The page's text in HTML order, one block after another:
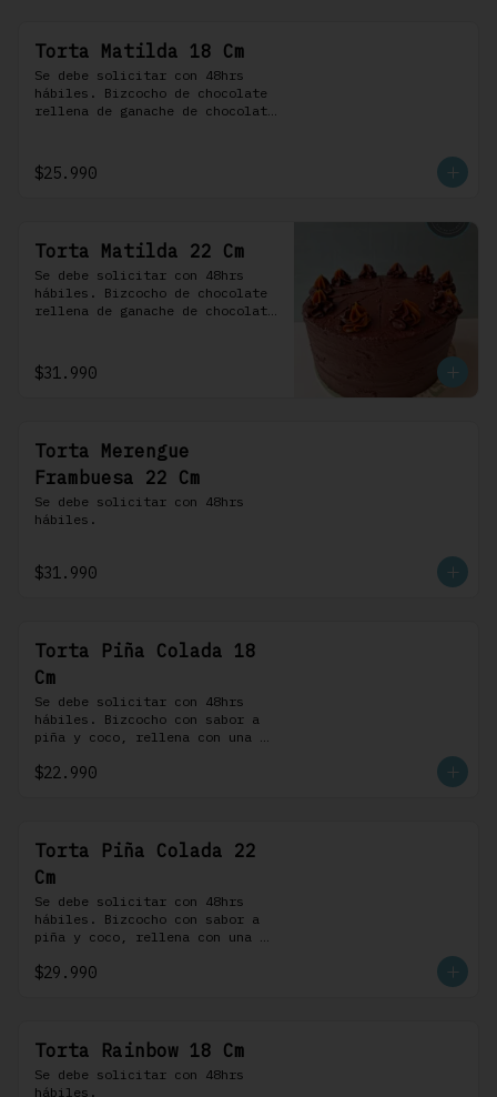
Torta Matilda 18 Cm
Se debe solicitar con 48hrs
hábiles. Bizcocho de chocolate
rellena de ganache de chocolate
chocolate.
$25.990
Torta Matilda 22 Cm
Se debe solicitar con 48hrs
hábiles. Bizcocho de chocolate
rellena de ganache de chocolate
chocolate.
$31.990
Torta Merengue
Frambuesa 22 Cm
Se debe solicitar con 48hrs
hábiles.
$31.990
Torta Piña Colada 18
Cm
Se debe solicitar con 48hrs
hábiles. Bizcocho con sabor a
piña y coco, rellena con una
coco, cubierta con buttercream
$22.990
Torta Piña Colada 22
Cm
Se debe solicitar con 48hrs
hábiles. Bizcocho con sabor a
piña y coco, rellena con una
coco, cubierta con buttercream
$29.990
Torta Rainbow 18 Cm
Se debe solicitar con 48hrs
hábiles.